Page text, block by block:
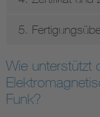
5.
Wie unterstützt
Funk?